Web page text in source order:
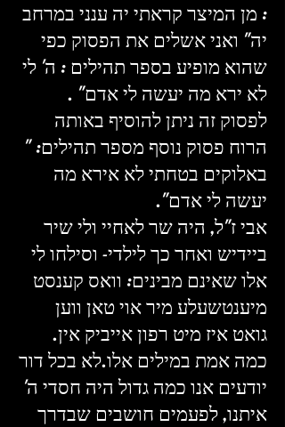
: מן המיצר קראתי יה ענני במרחב
יה" ואני אשלים את הפסוק כפי
שהוא מופיע בספר תהילים : ה' לי
לא ירא מה יעשה לי אדם" .
לפסוק זה ניתן להוסיף באותה
הרוח פסוק נוסף מספר תהילים: "
באלוקים בטחתי לא אירא מה
יעשה לי אדם".
אבי ז"ל, היה שר לאחיי ולי שיר
ביידיש ואחר כך לילדי- וסילחו לי
אלו שאינם מבינים: וואס קענסט
מיענטשעלע מיר אוי טאן ווען
גואט איז מיט רפון אייביק אין.
כמה אמת במילים אלו.לא בכל דור
יודעים אנו כמה גדול היה חסדי ה'
איתנו, לפעמים חושבים שבדרך